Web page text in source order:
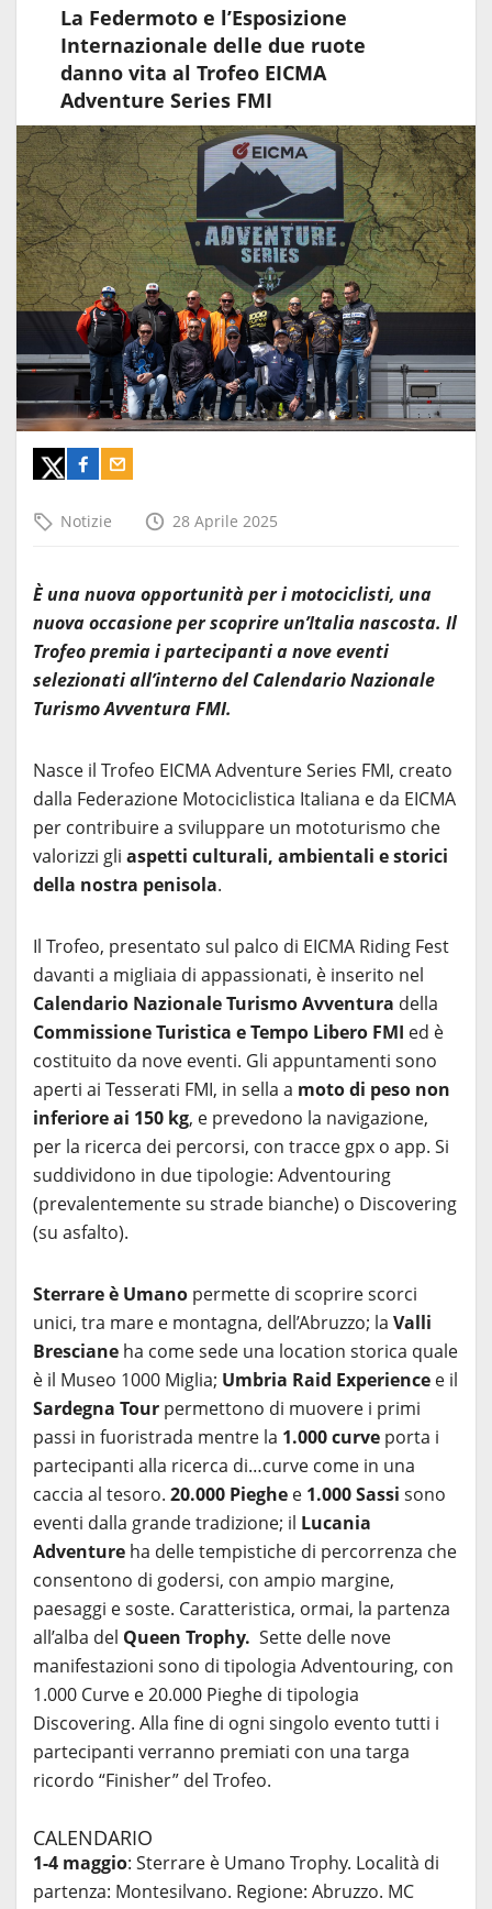
La Federmoto e l’Esposizione
Internazionale delle due ruote
danno vita al Trofeo EICMA
Adventure Series FMI
Notizie 28 Aprile 2025
È una nuova opportunità per i motociclisti, una
nuova occasione per scoprire un’Italia nascosta. Il
Trofeo premiai partecipanti a nove eventi
selezionati all’interno del Calendario Nazionale
Turismo Avventura FMI.
Nasce il Trofeo EICMA Adventure Series FMI, creato
dalla Federazione Motociclistica Italiana e da EICMA
per contribuire a sviluppare un mototurismo che
valorizzi gli aspetti culturali, ambientali e storici
della nostra penisola.
Il Trofeo, presentato sul palco di EICMA Riding Fest
davanti a migliaia di appassionati, è inserito nel
Calendario NazionaleTurismo Avventura della
Commissione Turistica e Tempo Libero FMI ed è
costituito da nove eventi. Gli appuntamenti sono
aperti ai Tesserati FMI, in sella a moto di peso non
inferiore ai 150 kg, e prevedono la navigazione,
per la ricerca dei percorsi, con tracce gpx o app. Si
suddividono in due tipologie: Adventouring
(prevalentemente su strade bianche) o Discovering
(su asfalto).
Sterrare è Umano permette di scoprire scorci
unici, tra mare e montagna, dell’Abruzzo; la Valli
Bresciane ha come sede una location storica quale
è il Museo 1000 Miglia; Umbria Raid Experience e il
Sardegna Tour permettono di muovere i primi
passi in fuoristrada mentre la 1.000 curve porta i
partecipanti alla ricerca di…curve come in una
caccia al tesoro. 20.000 Pieghe e 1.000 Sassi sono
eventi dalla grande tradizione; il Lucania
Adventure ha delle tempistiche di percorrenza che
consentono di godersi, con ampio margine,
paesaggi e soste. Caratteristica, ormai, la partenza
all’alba del Queen Trophy. Sette delle nove
manifestazioni sono di tipologia Adventouring, con
1.000 Curve e 20.000 Pieghe di tipologia
Discovering. Alla fine di ogni singolo evento tutti i
partecipanti verranno premiati con una targa
ricordo “Finisher” del Trofeo.
CALENDARIO
1-4 maggio: Sterrare è Umano Trophy. Località di
partenza: Montesilvano. Regione: Abruzzo. MC